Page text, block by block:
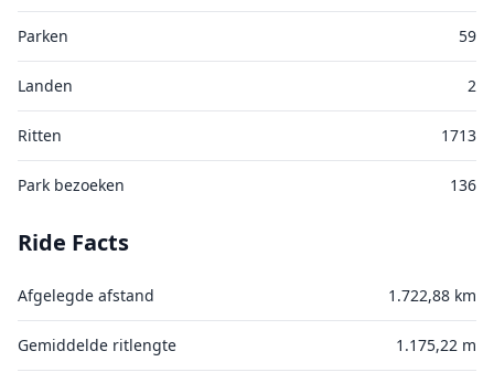
Parken 59
Landen 2
Ritten 1713
Park bezoeken 136
Ride Facts
Afgelegde afstand 1.722,88 km
Gemiddelde ritlengte 1.175,22 m